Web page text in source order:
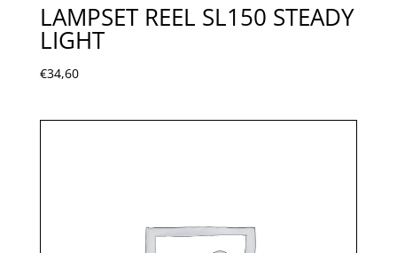
LAMPSET REEL SL150 STEADY
LIGHT
€34,60